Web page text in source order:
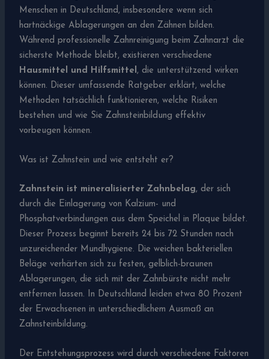
Menschen in Deutschland, insbesondere wenn sich
hartnäckige Ablagerungen an den Zähnen bilden.
Während professionelle Zahnreinigung beim Zahnarzt die
sicherste Methode bleibt, existieren verschiedene
Hausmittel und Hilfsmittel, die unterstützend wirken
können. Dieser umfassende Ratgeber erklärt, welche
Methoden tatsächlich funktionieren, welche Risiken
bestehen und wie Sie Zahnsteinbildung effektiv
vorbeugen können.
Was ist Zahnstein und wie entsteht er?
Zahnstein ist mineralisierter Zahnbelag, der sich
durch die Einlagerung von Kalzium- und
Phosphatverbindungen aus dem Speichel in Plaque bildet.
Dieser Prozess beginnt bereits 24 bis 72 Stunden nach
unzureichender Mundhygiene. Die weichen bakteriellen
Beläge verhärten sich zu festen, gelblich-braunen
Ablagerungen, die sich mit der Zahnbürste nicht mehr
entfernen lassen. In Deutschland leiden etwa 80 Prozent
der Erwachsenen in unterschiedlichem Ausmaß an
Zahnsteinbildung.
Der Entstehungsprozess wird durch verschiedene Faktoren